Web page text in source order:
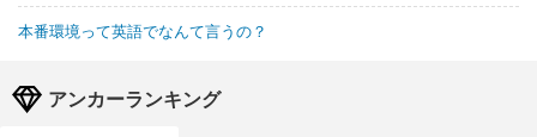
本番環境って英語でなんて言うの？
アンカーランキング